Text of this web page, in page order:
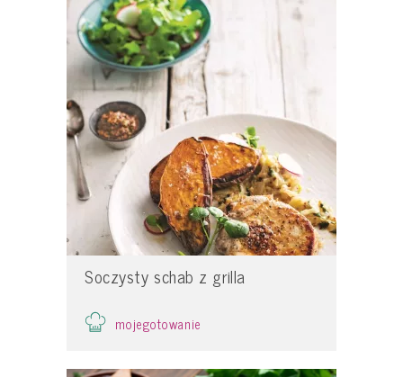
Soczysty schab z grilla
mojegotowanie